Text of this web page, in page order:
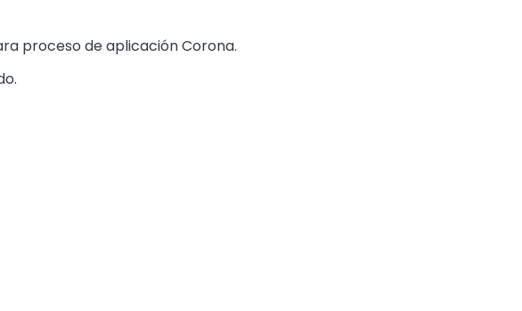
proceso de aplicación Corona.